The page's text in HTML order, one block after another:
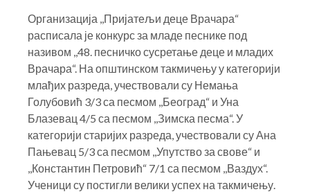
Организација ,,Пријатељи деце Врачара“
расписала је конкурс за младе песнике под
називом ,,48. песничко сусретање деце и младих
Врачара“. На општинском такмичењу у категорији
млађих разреда, учествовали су Немања
Голубовић 3/3 са песмом ,,Београд“ и Уна
Блазевац 4/5 са песмом ,,Зимска песма“. У
категорији старијих разреда, учествовали су Ана
Пањевац 5/3 са песмом ,,Упутство за свове“ и
,,Константин Петровић“ 7/1 са песмом ,,Ваздух“.
Ученици су постигли велики успех на такмичењу.